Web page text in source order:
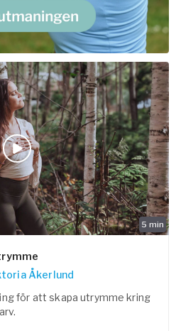
5 min
Åkerlund
för att skapa utrymme kring